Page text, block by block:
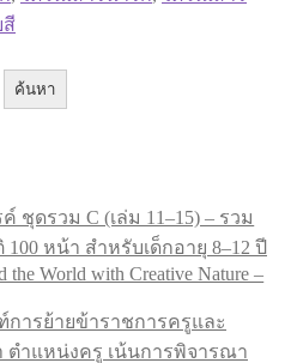
สี
ค้นหา
ชุดรวม C (เล่ม 11–15) – รวม
หน้า สำหรับเด็กอายุ 8–12 ปี
the World with Creative Nature –
ารย้ายข้าราชการครูและ
ตำแหน่งครู เน้นการพิจารณา